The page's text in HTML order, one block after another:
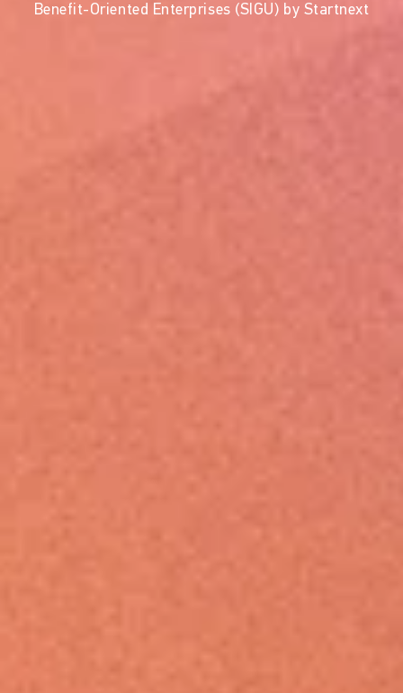
Benefit-Oriented Enterprises (SIGU) by Startnext